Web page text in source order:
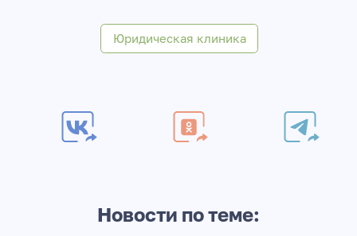
Юридическая клиника
Новости по теме: